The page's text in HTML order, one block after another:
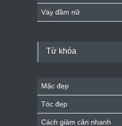
Váy đầm nữ
Từ khóa
Mặc đẹp
Tóc đẹp
Cách giảm cân nhanh